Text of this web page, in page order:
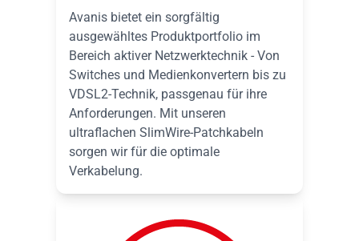
Avanis bietet ein sorgfältig
ausgewähltes Produktportfolio im
Bereich aktiver Netzwerktechnik - Von
Switches und Medienkonvertern bis zu
VDSL2-Technik, passgenau für ihre
Anforderungen. Mit unseren
ultraflachen SlimWire-Patchkabeln
sorgen wir für die optimale
Verkabelung.